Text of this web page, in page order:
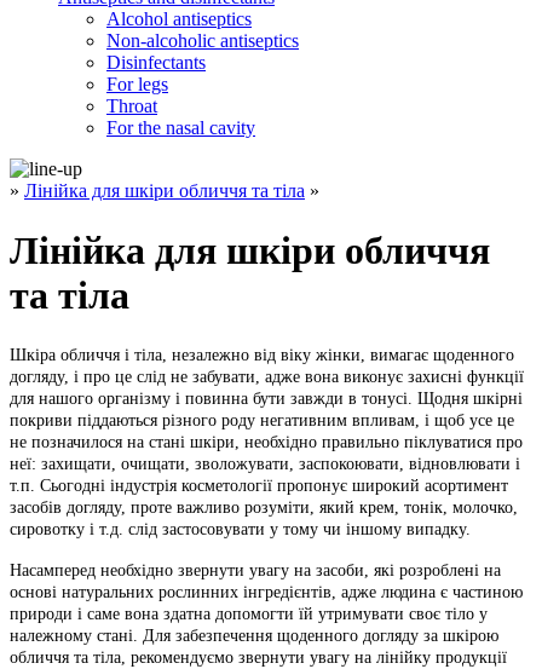
Alcohol antiseptics
Non-alcoholic antiseptics
Disinfectants
For legs
Throat
For the nasal cavity
» Лінійка для шкіри обличчя та тіла »
Лінійка для шкіри обличчя
та тіла
Шкіра обличчя і тіла, незалежно від віку жінки, вимагає щоденного
догляду, і про це слід не забувати, адже вона виконує захисні функції
для нашого організму і повинна бути завжди в тонусі. Щодня шкірні
покриви піддаються різного роду негативним впливам, і щоб усе це
не позначилося на стані шкіри, необхідно правильно піклуватися про
неї: захищати, очищати, зволожувати, заспокоювати, відновлювати і
т.п. Сьогодні індустрія косметології пропонує широкий асортимент
засобів догляду, проте важливо розуміти, який крем, тонік, молочко,
сировотку і т.д. слід застосовувати у тому чи іншому випадку.
Насамперед необхідно звернути увагу на засоби, які розроблені на
основі натуральних рослинних інгредієнтів, адже людина є частиною
природи і саме вона здатна допомогти їй утримувати своє тіло у
належному стані. Для забезпечення щоденного догляду за шкірою
обличчя та тіла, рекомендуємо звернути увагу на лінійку продукції